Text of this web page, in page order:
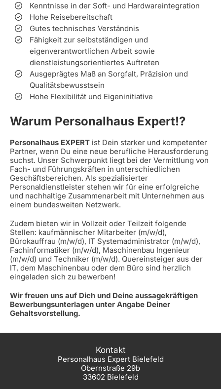
Kenntnisse in der Soft- und Hardwareintegration
Hohe Reisebereitschaft
Gutes technisches Verständnis
Fähigkeit zur selbstständigen und
eigenverantwortlichen Arbeit sowie
dienstleistungsorientiertes Auftreten
Ausgeprägtes Maß an Sorgfalt, Präzision und
Qualitätsbewusstsein
Hohe Flexibilität und Eigeninitiative
Warum Personalhaus Expert!?
Personalhaus EXPERT ist Dein starker und kompetenter
Partner, wenn Du eine neue berufliche Herausforderung
suchst. Unser Schwerpunkt liegt bei der Vermittlung von
Fach- und Führungskräften in unterschiedlichen
Geschäftsbereichen. Als spezialisierter
Personaldienstleister stehen wir für eine erfolgreiche
und nachhaltige Zusammenarbeit mit Unternehmen aus
einem bundesweiten Netzwerk.
Zudem bieten wir in Vollzeit oder Teilzeit folgende
Stellen: kaufmännischer Mitarbeiter (m/w/d),
Bürokauffrau (m/w/d), IT Systemadministrator (m/w/d),
Fachinformatiker (m/w/d), Maschinenbau Ingenieur
(m/w/d) und Techniker (m/w/d). Quereinsteiger aus der
IT, dem Maschinenbau oder dem Büro sind herzlich
eingeladen sich zu bewerben!
Wir freuen uns auf Dich und Deine aussagekräftigen
Bewerbungsunterlagen unter Angabe Deiner
Gehaltsvorstellung.
Kontakt
Personalhaus Expert Bielefeld
Obernstraße 29b
33602 Bielefeld